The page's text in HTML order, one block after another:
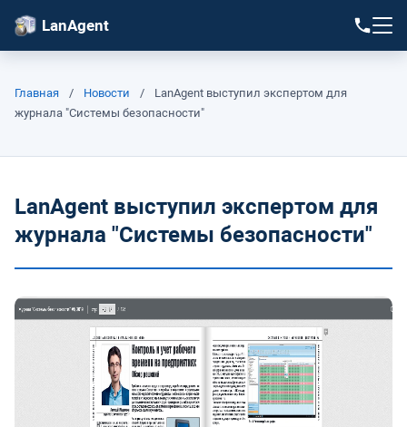
LanAgent
Главная / Новости /
LanAgent выступил экспертом для
журнала "Системы безопасности"
LanAgent выступил экспертом для
журнала "Системы безопасности"